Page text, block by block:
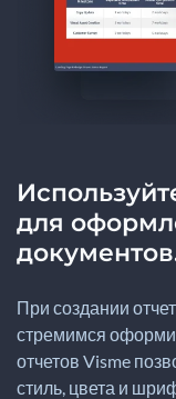
для
При создании
стремимся
отчетов Visme
стиль, цвета и